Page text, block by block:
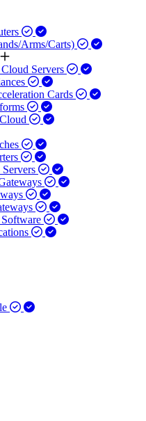
Arms/Carts)
Servers
Cards